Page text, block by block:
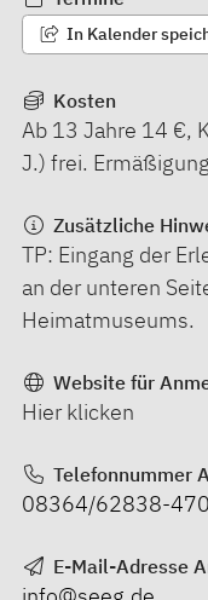
In Kalender
Kosten
Ab 13 Jahre 14 €,
J.) frei.
Zusätzliche
TP: Eingang der
an der unteren
Heimatmuseums.
Website für
Hier klicken
Telefonnummer
08364/62838-
E-Mail-Adresse